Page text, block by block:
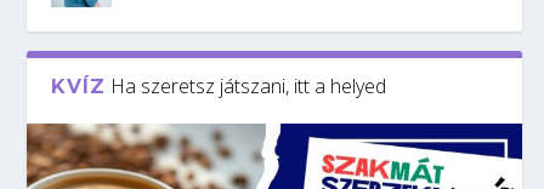
KVÍZ Ha szeretsz játszani, itt a helyed